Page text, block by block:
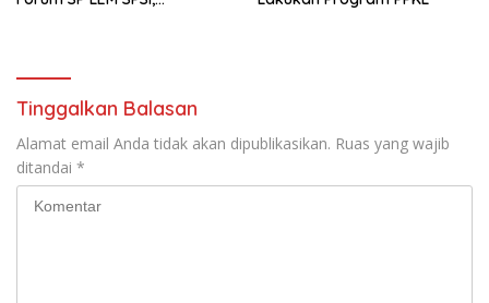
Tinggalkan Balasan
Alamat email Anda tidak akan dipublikasikan. Ruas yang wajib
ditandai *